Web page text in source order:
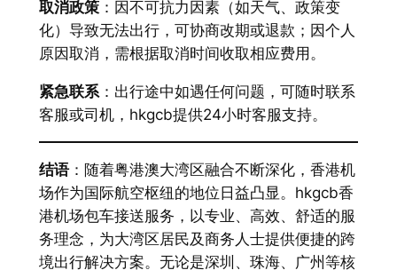
取消政策：因不可抗力因素（如天气、政策变
化）导致无法出行，可协商改期或退款；因个人
原因取消，需根据取消时间收取相应费用。
紧急联系：出行途中如遇任何问题，可随时联系
客服或司机，hkgcb提供24小时客服支持。
结语：随着粤港澳大湾区融合不断深化，香港机
场作为国际航空枢纽的地位日益凸显。hkgcb香
港机场包车接送服务，以专业、高效、舒适的服
务理念，为大湾区居民及商务人士提供便捷的跨
境出行解决方案。无论是深圳、珠海、广州等核